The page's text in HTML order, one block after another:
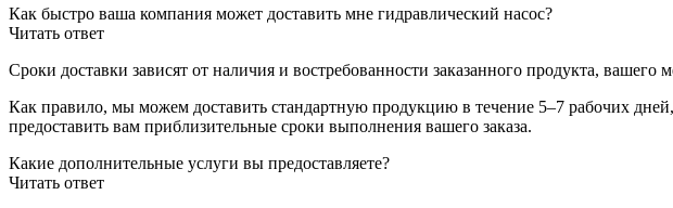
Как быстро ваша компания может доставить мне гидравлический насос?
Читать ответ
Сроки доставки зависят от наличия и востребованности заказанного продукта,
Как правило, мы можем доставить стандартную продукцию в течение 5–7 рабочих
предоставить вам приблизительные сроки выполнения вашего заказа.
Какие дополнительные услуги вы предоставляете?
Читать ответ